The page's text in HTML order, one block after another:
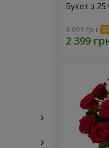
Букет з
3 691 грн